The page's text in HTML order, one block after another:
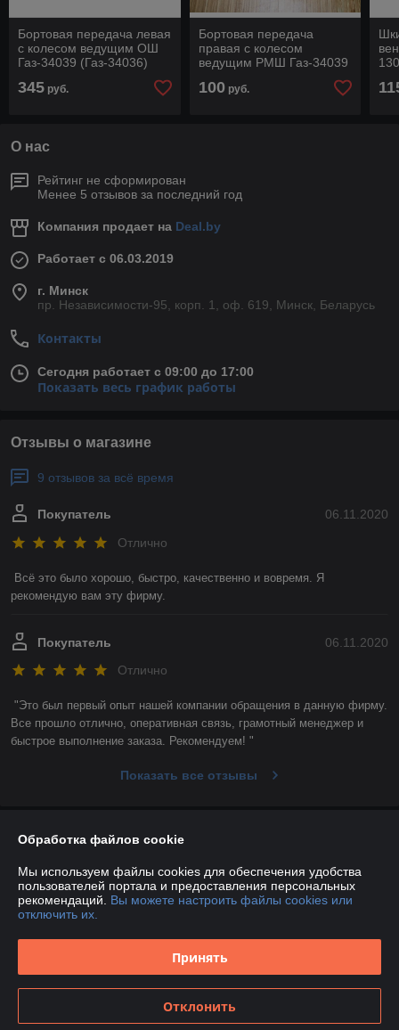
Бортовая передача левая
с колесом ведущим ОШ
Газ-34039 (Газ-34036)
345 руб.
Бортовая передача
правая с колесом
ведущим РМШ Газ-34039
2607010-10
100руб.
О нас
Рейтинг не сформирован
Менее 5 отзывов за последний год
Компания продает на Deal.by
Работает с 06.03.2019
г. Минск
пр. Независимости-95, корп. 1, оф. 619, Минск, Беларусь
Контакты
Сегодня работает с 09:00 до 17:00
Показать весь график работы
Отзывы о магазине
9 отзывов за всё время
06.11.2020
Покупатель
Отлично
Всё это было хорошо, быстро, качественно и вовремя. Я
рекомендую вам эту фирму.
06.11.2020
Покупатель
Отлично
"Это был первый опыт нашей компании обращения в данную фирму.
Все прошло отлично, оперативная связь, грамотный менеджер и
быстрое выполнение заказа. Рекомендуем! "
Показать все отзывы
О нас
Контакты
Доставка и оплата
Обработка файлов cookie
Мы используем файлы cookies для обеспечения удобства
пользователей портала и предоставления персональных
рекомендаций. Вы можете настроить файлы cookies или
отключить их.
Принять
Отклонить